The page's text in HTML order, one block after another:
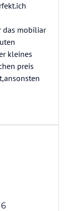
das mobiliar
kleines
preis